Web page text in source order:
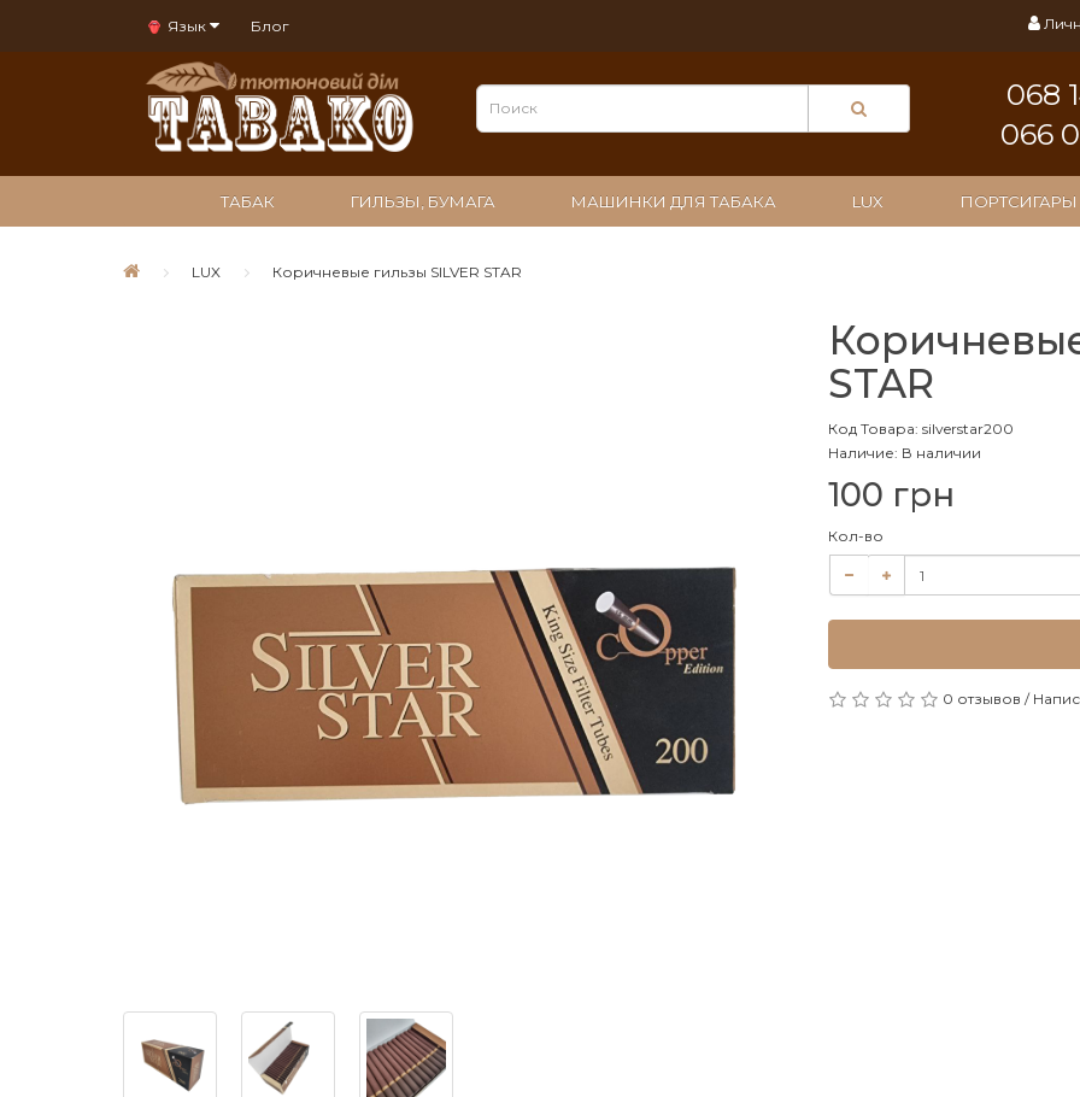
Язык Блог
068
066
ТАБАК ГИЛЬЗЫ, БУМАГА МАШИНКИ ДЛЯ ТАБАКА LUX ПОРТСИГАРЫ
LUX Коричневые гильзы SILVER STAR
STAR
Код Товара: silverstar200
Наличие: В наличии
100 грн
Кол-во
0 отзывов /